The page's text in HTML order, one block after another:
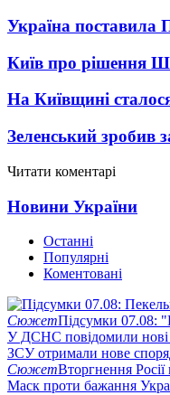
Україна поставила
Київ про рішення
На Київщині
Зеленський зробив
Читати коментарі
Новини України
Останні
Популярні
Коментовані
СюжетПідсумки 07.08:
У ДСНС повідомили нові
ЗСУ отримали нове
СюжетВторгнення
Маск проти бажання